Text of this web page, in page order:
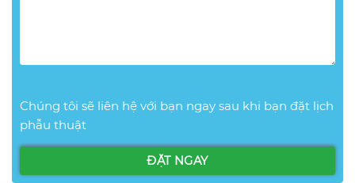
Chúng tôi sẽ liên hệ với bạn ngay sau khi bạn đặt lịch
phẫu thuật